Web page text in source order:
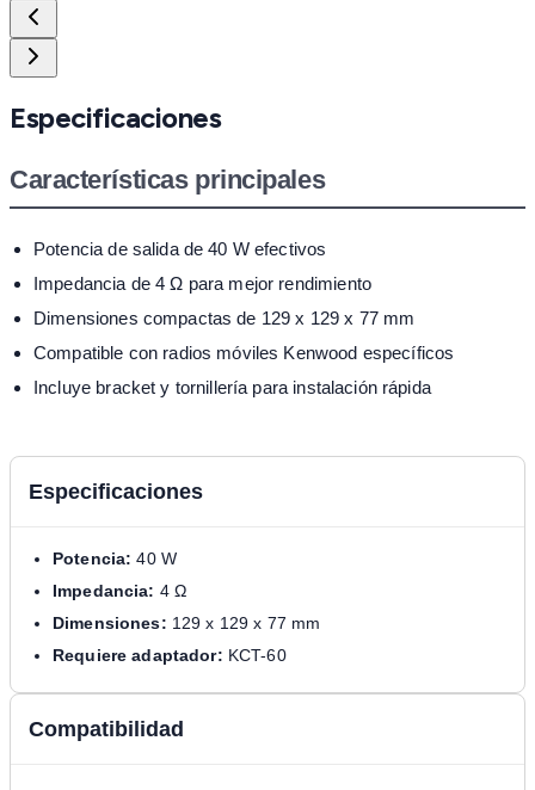
Especificaciones
Características principales
Potencia de salida de 40 W efectivos
Impedancia de 4 Ω para mejor rendimiento
Dimensiones compactas de 129 x 129 x 77 mm
Compatible con radios móviles Kenwood específicos
Incluye bracket y tornillería para instalación rápida
Especificaciones
Potencia: 40 W
Impedancia: 4 Ω
Dimensiones: 129 x 129 x 77 mm
Requiere adaptador: KCT-60
Compatibilidad